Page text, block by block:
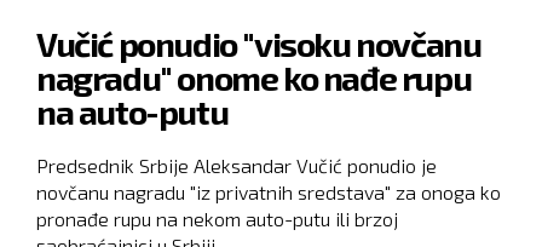
SRBIJU JER BI MOGLI DA BUDU
UHAPŠENI
Vučić ponudio "visoku novčanu
nagradu" onome ko nađe rupu
na auto-putu
Predsednik Srbije Aleksandar Vučić ponudio je
novčanu nagradu "iz privatnih sredstava" za onoga ko
pronađe rupu na nekom auto-putu ili brzoj